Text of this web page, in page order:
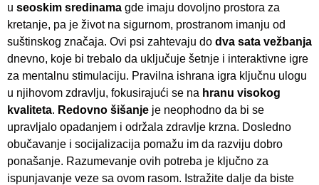
u seoskim sredinama gde imaju dovoljno prostora za
kretanje, pa je život na sigurnom, prostranom imanju od
suštinskog značaja. Ovi psi zahtevaju do dva sata vežbanja
dnevno, koje bi trebalo da uključuje šetnje i interaktivne igre
za mentalnu stimulaciju. Pravilna ishrana igra ključnu ulogu
u njihovom zdravlju, fokusirajući se na hranu visokog
kvaliteta. Redovno šišanje je neophodno da bi se
upravljalo opadanjem i održala zdravlje krzna. Dosledno
obučavanje i socijalizacija pomažu im da razviju dobro
ponašanje. Razumevanje ovih potreba je ključno za
ispunjavanje veze sa ovom rasom. Istražite dalje da biste